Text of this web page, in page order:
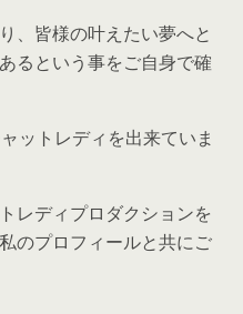
、皆様の叶えたい夢へと
るという事をご自身で確
ットレディを出来ていま
レディプロダクションを
のプロフィールと共にご